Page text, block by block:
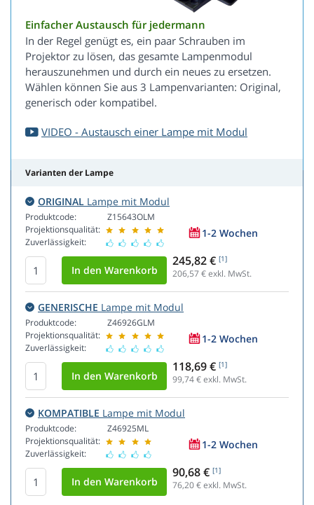
Einfacher Austausch für jedermann
In der Regel genügt es, ein paar Schrauben im
Projektor zu lösen, das gesamte Lampenmodul
herauszunehmen und durch ein neues zu ersetzen.
Wählen können Sie aus 3 Lampenvarianten: Original,
generisch oder kompatibel.
VIDEO - Austausch einer Lampe mit Modul
Varianten der Lampe
ORIGINAL Lampe mit Modul
Produktcode:
Projektionsqualität:
Zuverlässigkeit:
Z15643OLM
1-2 Wochen
245,82 € [1]
206,57 € exkl. MwSt.
GENERISCHE Lampe mit Modul
Produktcode:
Projektionsqualität:
Zuverlässigkeit:
Z46926GLM
1-2 Wochen
118,69 € [1]
99,74€ exkl. MwSt.
KOMPATIBLE Lampe mit Modul
Produktcode:
Projektionsqualität:
Zuverlässigkeit:
Z46925ML
1-2 Wochen
90,68 € [1]
76,20€ exkl. MwSt.